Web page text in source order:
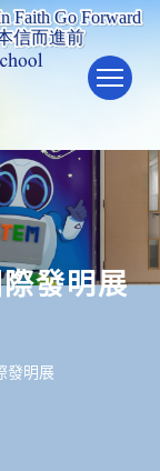
發明展
發明展